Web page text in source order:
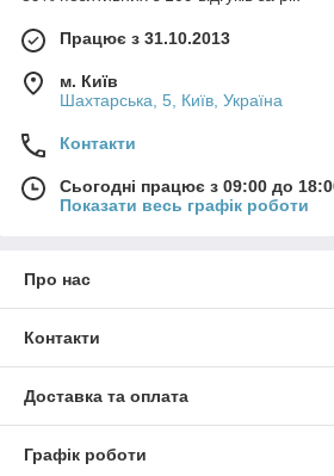
Працює з 31.10.2013
м. Київ
Шахтарська, 5, Київ, Україна
Контакти
Сьогодні працює з 09:00 до
Показати весь графік роботи
Про нас
Контакти
Доставка та оплата
Графік роботи